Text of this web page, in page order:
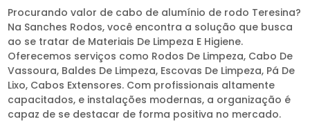
Procurando valor de cabo de alumínio de rodo Teresina?
Na Sanches Rodos, você encontra a solução que busca
ao se tratar de Materiais De Limpeza E Higiene.
Oferecemos serviços como Rodos De Limpeza, Cabo De
Vassoura, Baldes De Limpeza, Escovas De Limpeza, Pá De
Lixo, Cabos Extensores. Com profissionais altamente
capacitados, e instalações modernas, a organização é
capaz de se destacar de forma positiva no mercado.